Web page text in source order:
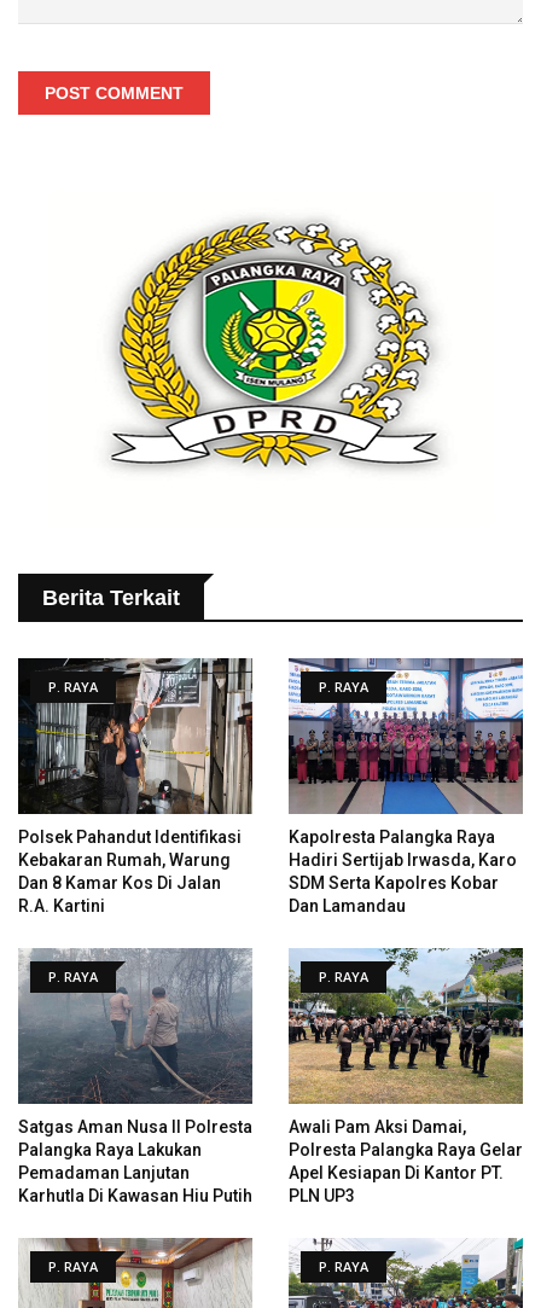
POST COMMENT
Berita Terkait
P. RAYA
Polsek Pahandut Identifikasi
Kebakaran Rumah, Warung
Dan 8 Kamar Kos Di Jalan
R.A. Kartini
P. RAYA
Kapolresta Palangka Raya
Hadiri Sertijab Irwasda, Karo
SDM Serta Kapolres Kobar
Dan Lamandau
P. RAYA
Satgas Aman Nusa II Polresta
Palangka Raya Lakukan
Pemadaman Lanjutan
Karhutla Di Kawasan Hiu Putih
P. RAYA
Awali Pam Aksi Damai,
Polresta Palangka Raya Gelar
Apel Kesiapan Di Kantor PT.
PLN UP3
P. RAYA P. RAYA